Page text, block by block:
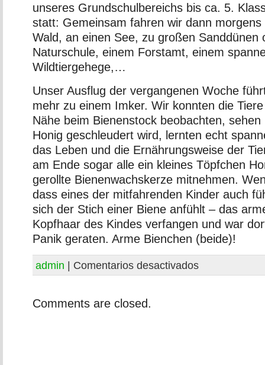
unseres Grundschulbereichs bis ca. 5.
statt: Gemeinsam fahren wir dann
Wald, an einen See, zu großen Sanddünen
Naturschule, einem Forstamt, einem
Wildtiergehege,…
Unser Ausflug der vergangenen Woche
mehr zu einem Imker. Wir konnten die
Nähe beim Bienenstock beobachten,
Honig geschleudert wird, lernten echt
das Leben und die Ernährungsweise der
am Ende sogar alle ein kleines Töpfchen
gerollte Bienenwachskerze mitnehmen.
dass eines der mitfahrenden Kinder auch
sich der Stich einer Biene anfühlt – das
Kopfhaar des Kindes verfangen und war
Panik geraten. Arme Bienchen (beide)!
admin | Comentarios desactivados
Comments are closed.